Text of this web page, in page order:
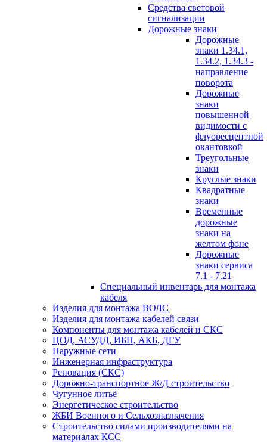
Средства световой
сигнализации
Дорожные знаки
Дорожные
знаки 1.34.1,
1.34.2, 1.34.3 -
направление
поворота
Дорожные
знаки
повышенной
видимости с
флуоресцентной
окантовкой
Треугольные
знаки
Круглые знаки
Квадратные
знаки
Временные
дорожные
знаки на
желтом фоне
Дорожные
знаки сервиса
7.1 - 7.21
Специальный инвентарь для монтажа
кабеля
Изделия для монтажа ВОЛС
Изделия для монтажа кабелей связи
Компоненты для монтажа кабелей и СКС
ЦОД, АСУДД, ИБП, АКБ, ДГУ
Наружные сети
Инженерная инфраструктура
Реновация (СКС)
Дорожно-транспортное Ж/Д строительство
Чугунное литьё
Энергетическое строительство
ЖБИ Военного и Сельхозназначения
Строительство силами производителями на
материалах КСС